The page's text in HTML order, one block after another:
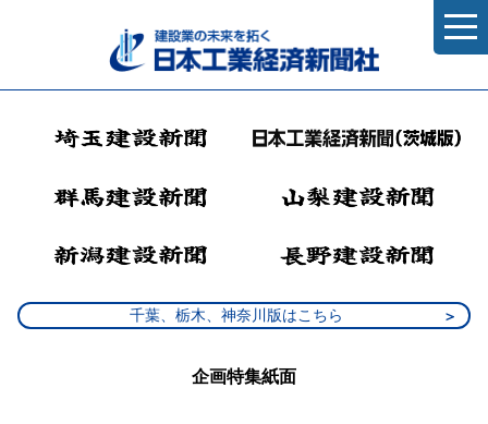
千葉、栃木、神奈川版はこちら
企画特集紙面